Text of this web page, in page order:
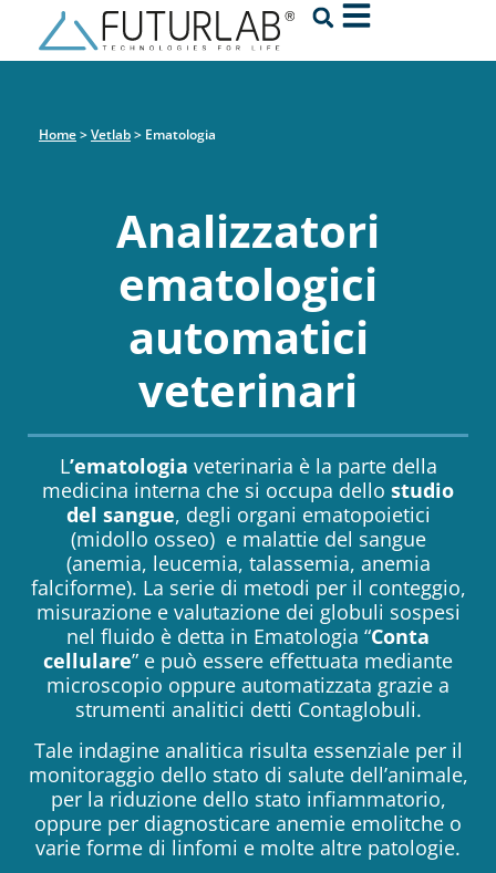
Home>Vetlab> Ematologia
Analizzatori
ematologici
automatici
veterinari
L’ematologia veterinaria è la parte della
medicina interna che si occupa dello studio
del sangue, degli organi ematopoietici
(midollo osseo) e malattie del sangue
(anemia, leucemia, talassemia, anemia
falciforme). La serie di metodi per il conteggio,
misurazione e valutazione dei globuli sospesi
nel fluido è detta in Ematologia “Conta
cellulare” e può essere effettuata mediante
microscopio oppure automatizzata grazie a
strumenti analitici detti Contaglobuli.
Tale indagine analitica risulta essenziale per il
monitoraggio dello stato di salute dell’animale,
per la riduzione dello stato infiammatorio,
oppure per diagnosticare anemie emolitche o
varie forme di linfomi e molte altre patologie.